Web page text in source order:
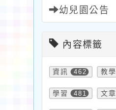
幼兒園公告
內容標籤
資訊 462 教學
學習 481 文章